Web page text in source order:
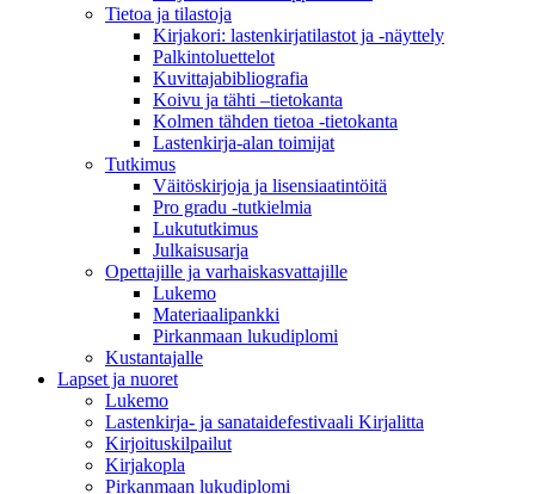
Tietoa ja tilastoja
Kirjakori: lastenkirjatilastot ja -näyttely
Palkintoluettelot
Kuvittaja­bibliografia
Koivu ja tähti –tietokanta
Kolmen tähden tietoa -tietokanta
Lastenkirja-alan toimijat
Tutkimus
Väitöskirjoja ja lisensiaatintöitä
Pro gradu -tutkielmia
Lukututkimus
Julkaisusarja
Opettajille ja varhaiskasvattajille
Lukemo
Materiaalipankki
Pirkanmaan lukudiplomi
Kustantajalle
Lapset ja nuoret
Lukemo
Lastenkirja- ja sanataidefestivaali Kirjalitta
Kirjoituskilpailut
Kirjakopla
Pirkanmaan lukudiplomi